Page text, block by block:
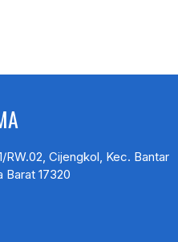
RW.02, Cijengkol, Kec. Bantar
Barat 17320